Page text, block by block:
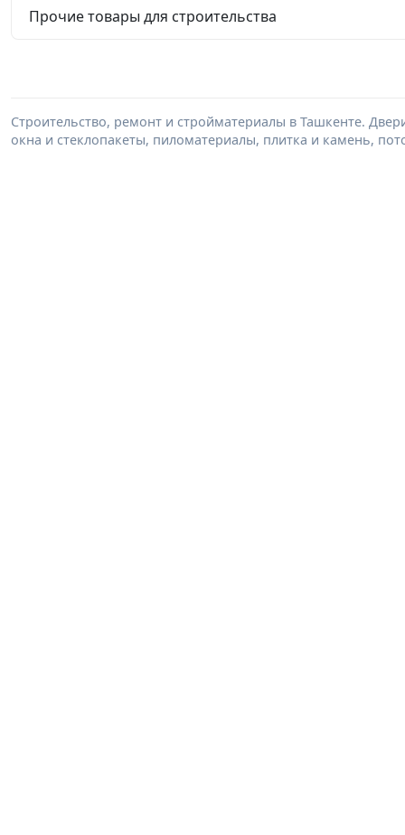
Прочие товары для строительства
Строительство, ремонт и стройматериалы в Ташкенте.
окна и стеклопакеты, пиломатериалы, плитка и камень,